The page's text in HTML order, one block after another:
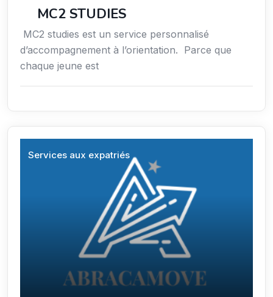
MC2 STUDIES
MC2 studies est un service personnalisé
d’accompagnement à l’orientation. Parce que
chaque jeune est
Services aux expatriés